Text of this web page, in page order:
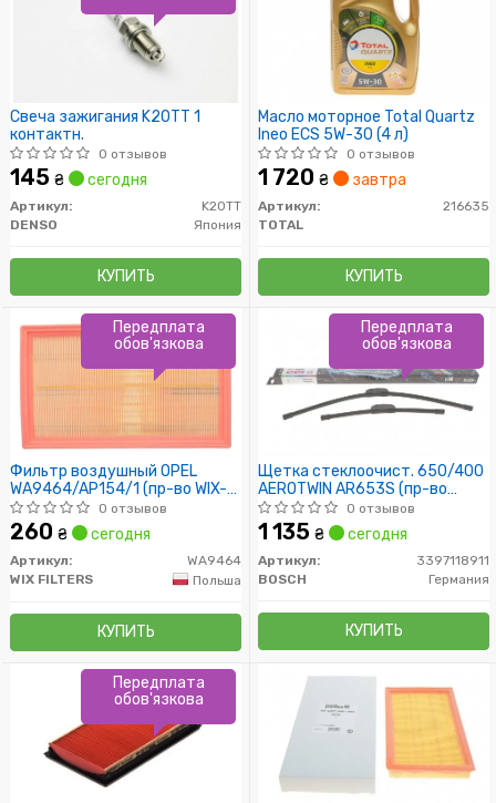
Свеча зажигания K20TT 1
контактн.
0 отзывов
145 ₴ сегодня
Артикул:
K20TT
DENSO
Япония
КУПИТЬ
Масло моторное Total Quartz
Ineo ECS 5W-30 (4 л)
0 отзывов
1 720 ₴ завтра
Артикул:
216635
TOTAL
КУПИТЬ
Фильтр воздушный OPEL
WA9464/AP154/1 (пр-во WIX-
Filtron)
0 отзывов
260 ₴ сегодня
Артикул:
WA9464
WIX FILTERS
Польша
КУПИТЬ
Передплата
обов'язкова
Щетка стеклоочист. 650/400
AEROTWIN AR653S (пр-во
Bosch)
0 отзывов
1 135 ₴ сегодня
Артикул:
3397118911
BOSCH
Германия
КУПИТЬ
Передплата
обов'язкова
Передплата
обов'язкова